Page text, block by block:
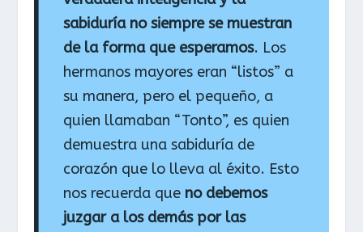
sabiduría no siempre se muestran
de la forma que esperamos. Los
hermanos mayores eran “listos” a
su manera, pero el pequeño, a
quien llamaban “Tonto”, es quien
demuestra una sabiduría de
corazón que lo lleva al éxito. Esto
nos recuerda que no debemos
juzgar a los demás por las